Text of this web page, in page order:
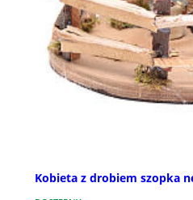
Kobieta z drobiem szopka